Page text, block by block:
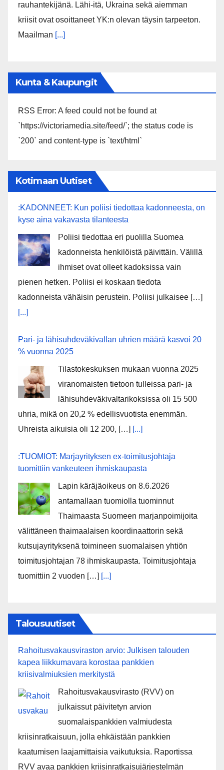
rauhantekijänä. Lähi-itä, Ukraina sekä aiemman
kriisit ovat osoittaneet YK:n olevan täysin tarpeeton.
Maailman [...]
Kunta & Kaupungit
RSS Error: A feed could not be found at
`https://victoriamedia.site/feed/`; the status code is
`200` and content-type is `text/html`
Kotimaan Uutiset
:KADONNEET: Kun poliisi tiedottaa kadonneesta, on
kyse aina vakavasta tilanteesta
Poliisi tiedottaa eri puolilla Suomea
kadonneista henkilöistä päivittäin. Välillä
ihmiset ovat olleet kadoksissa vain
pienen hetken. Poliisi ei koskaan tiedota
kadonneista vähäisin perustein. Poliisi julkaisee […]
[...]
Pari- ja lähisuhdeväkivallan uhrien määrä kasvoi 20
% vuonna 2025
Tilastokeskuksen mukaan vuonna 2025
viranomaisten tietoon tulleissa pari- ja
lähisuhdeväkivaltarikoksissa oli 15 500
uhria, mikä on 20,2 % edellisvuotista enemmän.
Uhreista aikuisia oli 12 200, […] [...]
:TUOMIOT: Marjayrityksen ex-toimitusjohtaja
tuomittiin vankeuteen ihmiskaupasta
Lapin käräjäoikeus on 8.6.2026
antamallaan tuomiolla tuominnut
Thaimaasta Suomeen marjanpoimijoita
välittäneen thaimaalaisen koordinaattorin sekä
kutsujayrityksenä toimineen suomalaisen yhtiön
toimitusjohtajan 78 ihmiskaupasta. Toimitusjohtaja
tuomittiin 2 vuoden […] [...]
Talousuutiset
Rahoitusvakausviraston arvio: Julkisen talouden
kapea liikkumavara korostaa pankkien
kriisivalmiuksien merkitystä
Rahoitusvakausvirasto (RVV) on
julkaissut päivitetyn arvion
suomalaispankkien valmiudesta
kriisinratkaisuun, jolla ehkäistään pankkien
kaatumisen laajamittaisia vaikutuksia. Raportissa
RVV avaa pankkien kriisinratkaisujärjestelmän